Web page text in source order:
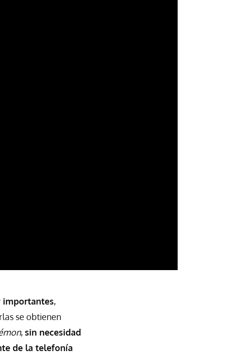
importantes,
se obtienen
, sin necesidad
de la telefonía